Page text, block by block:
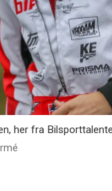
her fra